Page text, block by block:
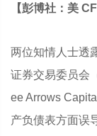
【彭博社：美
两位知情人士透
证券交易委员会
ee Arrows
产负债表方面误